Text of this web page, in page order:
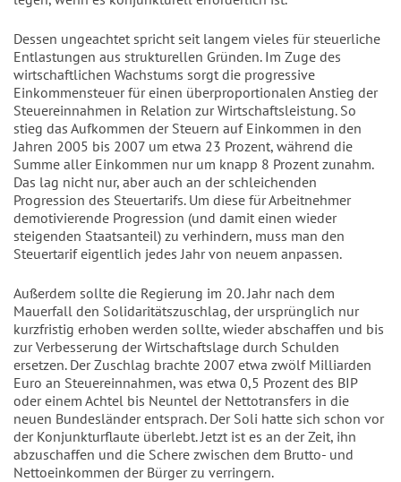
Dessen ungeachtet spricht seit langem vieles für steuerliche
Entlastungen aus strukturellen Gründen. Im Zuge des
wirtschaftlichen Wachstums sorgt die progressive
Einkommensteuer für einen überproportionalen Anstieg der
Steuereinnahmen in Relation zur Wirtschaftsleistung. So
stieg das Aufkommen der Steuern auf Einkommen in den
Jahren 2005 bis 2007 um etwa 23 Prozent, während die
Summe aller Einkommen nur um knapp 8 Prozent zunahm.
Das lag nicht nur, aber auch an der schleichenden
Progression des Steuertarifs. Um diese für Arbeitnehmer
demotivierende Progression (und damit einen wieder
steigenden Staatsanteil) zu verhindern, muss man den
Steuertarif eigentlich jedes Jahr von neuem anpassen.
Außerdem sollte die Regierung im 20. Jahr nach dem
Mauerfall den Solidaritätszuschlag, der ursprünglich nur
kurzfristig erhoben werden sollte, wieder abschaffen und bis
zur Verbesserung der Wirtschaftslage durch Schulden
ersetzen. Der Zuschlag brachte 2007 etwa zwölf Milliarden
Euro an Steuereinnahmen, was etwa 0,5 Prozent des BIP
oder einem Achtel bis Neuntel der Nettotransfers in die
neuen Bundesländer entsprach. Der Soli hatte sich schon vor
der Konjunkturflaute überlebt. Jetzt ist es an der Zeit, ihn
abzuschaffen und die Schere zwischen dem Brutto- und
Nettoeinkommen der Bürger zu verringern.